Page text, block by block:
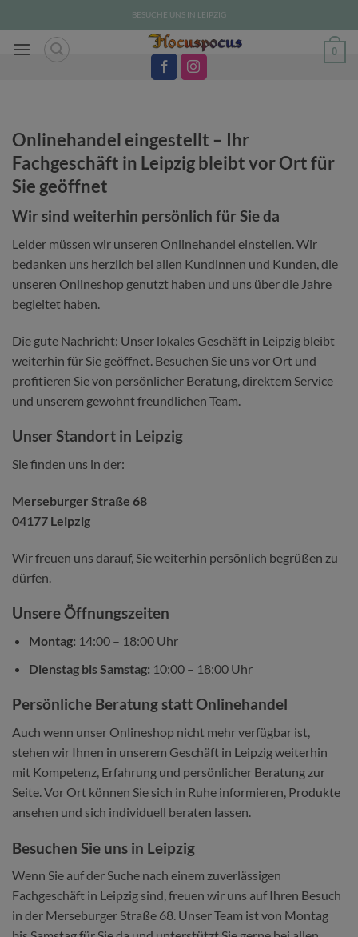
Inhalt
springen
BESUCHE UNS IN LEIPZIG
0
Onlinehandel eingestellt – Ihr
Fachgeschäft in Leipzig bleibt vor Ort für
Sie geöffnet
Wir sind weiterhin persönlich für Sie da
Leider müssen wir unseren Onlinehandel einstellen. Wir
bedanken uns herzlich bei allen Kundinnen und Kunden, die
unseren Onlineshop genutzt haben und uns über die Jahre
begleitet haben.
Die gute Nachricht: Unser lokales Geschäft in Leipzig bleibt
weiterhin für Sie geöffnet. Besuchen Sie uns vor Ort und
profitieren Sie von persönlicher Beratung, direktem Service
und unserem gewohnt freundlichen Team.
Unser Standort in Leipzig
Sie finden uns in der:
Merseburger Straße 68
04177 Leipzig
Wir freuen uns darauf, Sie weiterhin persönlich begrüßen zu
dürfen.
Unsere Öffnungszeiten
Montag: 14:00 – 18:00 Uhr
Dienstag bis Samstag: 10:00 – 18:00 Uhr
Persönliche Beratung statt Onlinehandel
Auch wenn unser Onlineshop nicht mehr verfügbar ist,
stehen wir Ihnen in unserem Geschäft in Leipzig weiterhin
mit Kompetenz, Erfahrung und persönlicher Beratung zur
Seite. Vor Ort können Sie sich in Ruhe informieren, Produkte
ansehen und sich individuell beraten lassen.
Besuchen Sie uns in Leipzig
Wenn Sie auf der Suche nach einem zuverlässigen
Fachgeschäft in Leipzig sind, freuen wir uns auf Ihren Besuch
in der Merseburger Straße 68. Unser Team ist von Montag